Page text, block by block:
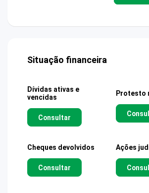
Situação financeira
Dívidas ativas e
vencidas
Consultar
Protesto
Cheques devolvidos
Consultar
Ações